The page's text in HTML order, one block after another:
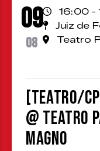
09
08
16:00 -
Juiz de
Teatro
[TEATRO/
@ Teatro
Magno